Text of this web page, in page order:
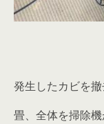
発生したカビを撤
畳、全体を掃除機